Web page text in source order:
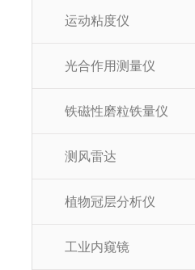
运动粘度仪
光合作用测量仪
铁磁性磨粒铁量仪
测风雷达
植物冠层分析仪
工业内窥镜